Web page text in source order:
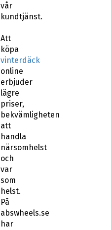
vår
kundtjänst.
Att
köpa
vinterdäck
online
erbjuder
lägre
priser,
bekvämligheten
att
handla
närsomhelst
och
var
som
helst.
På
abswheels.se
har